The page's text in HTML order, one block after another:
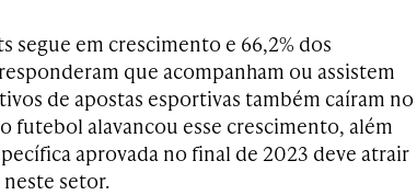
segue em crescimento e 66,2% dos
que acompanham ou assistem
de apostas esportivas também caíram no
futebol alavancou esse crescimento, além
aprovada no final de 2023 deve atrair
setor.